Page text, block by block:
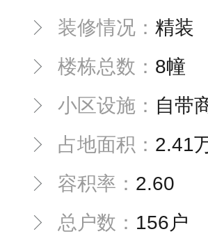
装修情况： 精装
楼栋总数： 8幢
小区设施： 自带
占地面积： 2.41
容积率： 2.60
总户数： 156户